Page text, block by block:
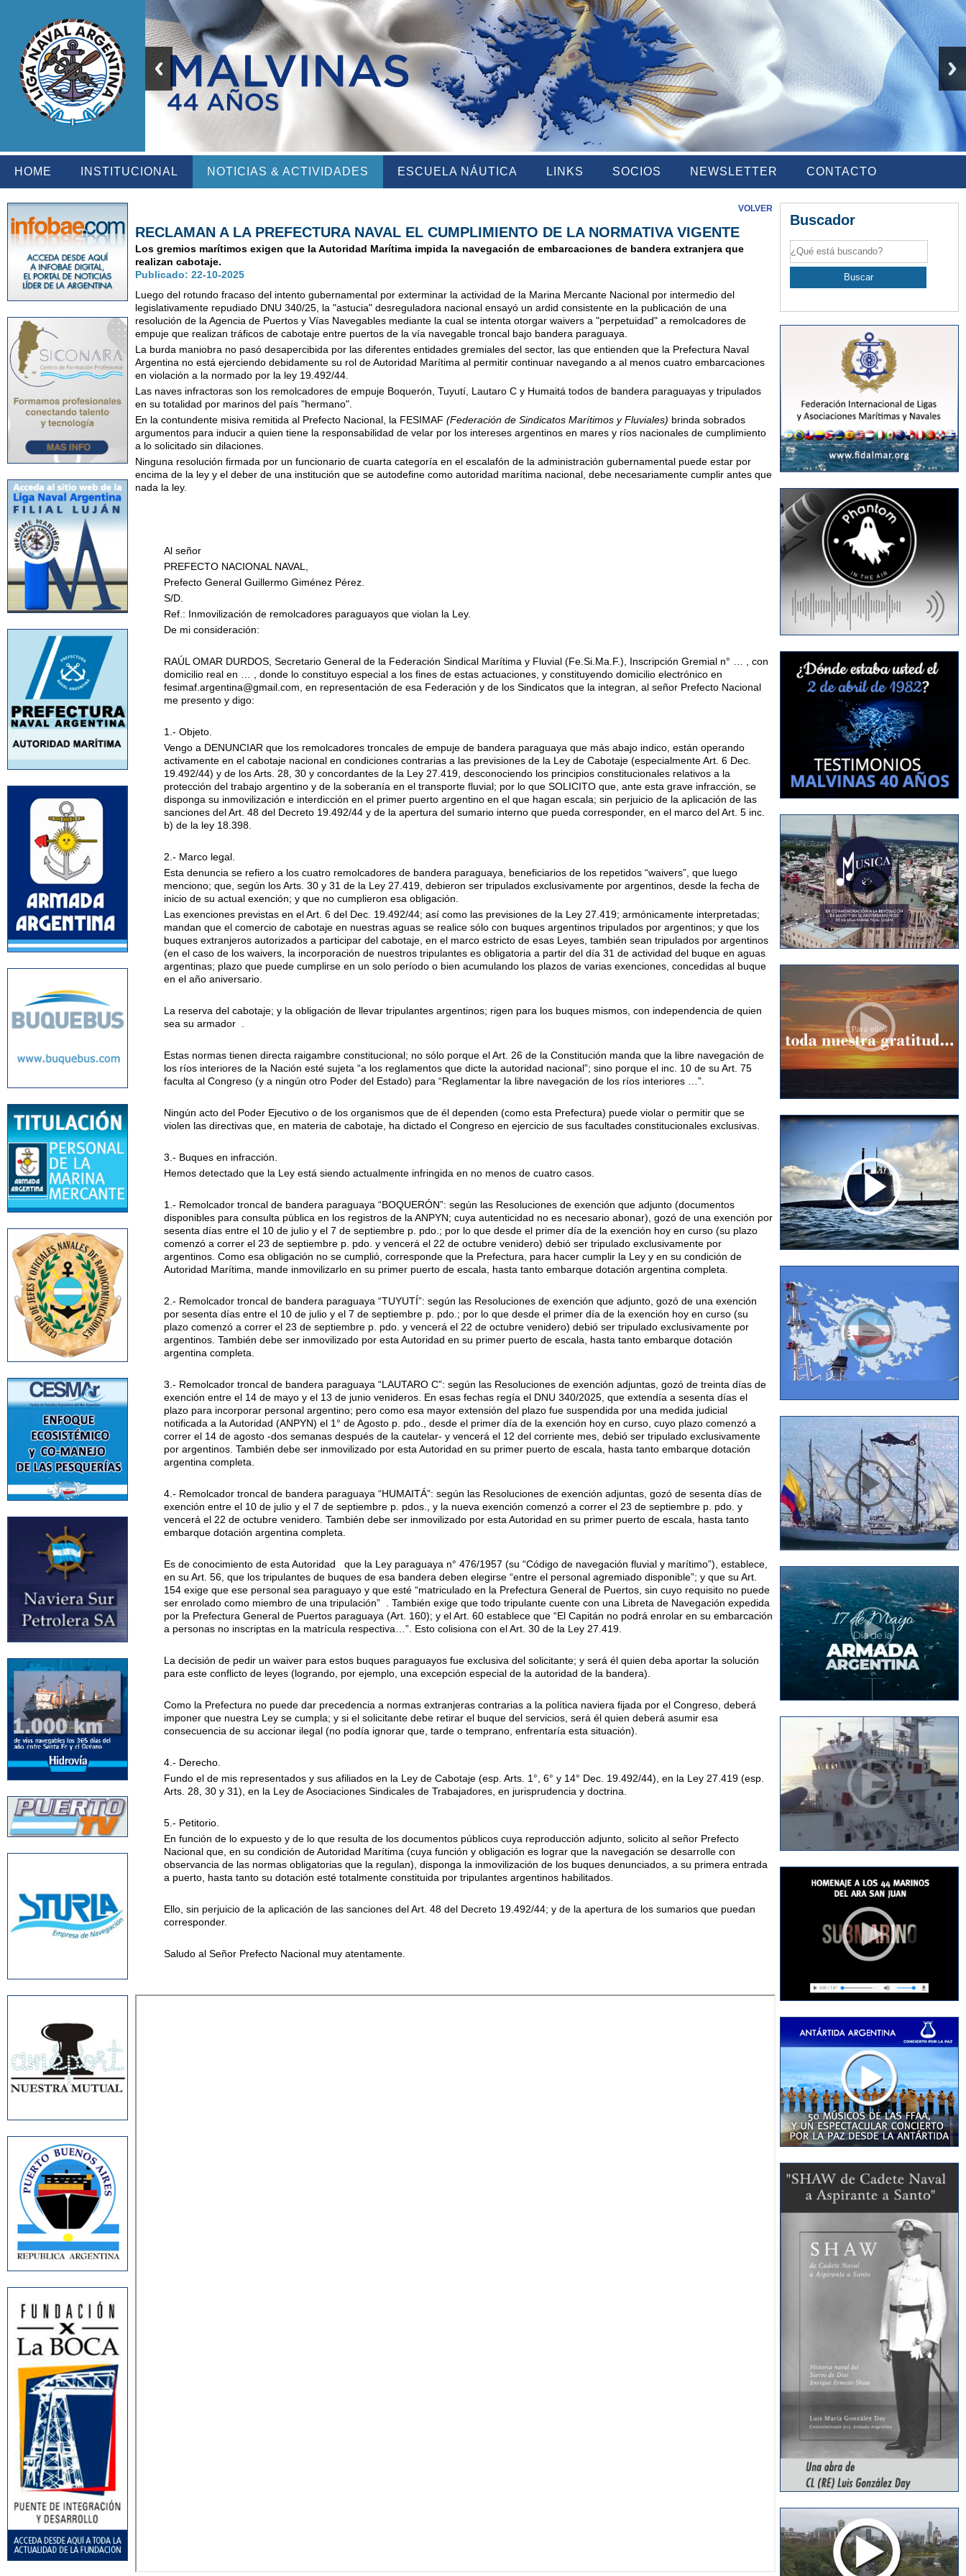
HOME INSTITUCIONAL NOTICIAS & ACTIVIDADES ESCUELA NÁUTICA LINKS SOCIOS NEWSLETTER CONTACTO
VOLVER
RECLAMAN A LA PREFECTURA NAVAL EL CUMPLIMIENTO DE LA NORMATIVA VIGENTE
Los gremios marítimos exigen que la Autoridad Marítima impida la navegación de embarcaciones de bandera extranjera que
realizan cabotaje.
Publicado: 22-10-2025
Luego del rotundo fracaso del intento gubernamental por exterminar la actividad de la Marina Mercante Nacional por intermedio del
legislativamente repudiado DNU 340/25, la "astucia" desreguladora nacional ensayó un ardid consistente en la publicación de una
resolución de la Agencia de Puertos y Vías Navegables mediante la cual se intenta otorgar waivers a "perpetuidad" a remolcadores de
empuje que realizan tráficos de cabotaje entre puertos de la vía navegable troncal bajo bandera paraguaya.
La burda maniobra no pasó desapercibida por las diferentes entidades gremiales del sector, las que entienden que la Prefectura Naval
Argentina no está ejerciendo debidamente su rol de Autoridad Marítima al permitir continuar navegando a al menos cuatro embarcaciones
en violación a la normado por la ley 19.492/44.
Las naves infractoras son los remolcadores de empuje Boquerón, Tuyutí, Lautaro C y Humaitá todos de bandera paraguayas y tripulados
en su totalidad por marinos del país "hermano".
En la contundente misiva remitida al Prefecto Nacional, la FESIMAF(Federación de Sindicatos Marítimos y Fluviales) brinda sobrados
argumentos para inducir a quien tiene la responsabilidad de velar por los intereses argentinos en mares y ríos nacionales de cumplimiento
a lo solicitado sin dilaciones.
Ninguna resolución firmada por un funcionario de cuarta categoría en el escalafón de la administración gubernamental puede estar por
encima de la ley y el deber de una institución que se autodefine como autoridad marítima nacional, debe necesariamente cumplir antes que
nada la ley.
Al señor
PREFECTO NACIONAL NAVAL,
Prefecto General Guillermo Giménez Pérez.
S/D.
Ref.: Inmovilización de remolcadores paraguayos que violan la Ley.
De mi consideración:
RAÚL OMAR DURDOS, Secretario General de la Federación Sindical Marítima y Fluvial (Fe.Si.Ma.F.), Inscripción Gremial n° … , con
domicilio real en … , donde lo constituyo especial a los fines de estas actuaciones, y constituyendo domicilio electrónico en
fesimaf.argentina@gmail.com, en representación de esa Federación y de los Sindicatos que la integran, al señor Prefecto Nacional
me presento y digo:
1.- Objeto.
Vengo a DENUNCIAR que los remolcadores troncales de empuje de bandera paraguaya que más abajo indico, están operando
activamente en el cabotaje nacional en condiciones contrarias a las previsiones de la Ley de Cabotaje (especialmente Art. 6 Dec.
19.492/44) y de los Arts. 28, 30 y concordantes de la Ley 27.419, desconociendo los principios constitucionales relativos a la
protección del trabajo argentino y de la soberanía en el transporte fluvial; por lo que SOLICITO que, ante esta grave infracción, se
disponga su inmovilización e interdicción en el primer puerto argentino en el que hagan escala; sin perjuicio de la aplicación de las
sanciones del Art. 48 del Decreto 19.492/44 y de la apertura del sumario interno que pueda corresponder, en el marco del Art. 5 inc.
b) de la ley 18.398.
2.- Marco legal.
Esta denuncia se refiero a los cuatro remolcadores de bandera paraguaya, beneficiarios de los repetidos “waivers”, que luego
menciono; que, según los Arts. 30 y 31 de la Ley 27.419, debieron ser tripulados exclusivamente por argentinos, desde la fecha de
inicio de su actual exención; y que no cumplieron esa obligación.
Las exenciones previstas en el Art. 6 del Dec. 19.492/44; así como las previsiones de la Ley 27.419; armónicamente interpretadas;
mandan que el comercio de cabotaje en nuestras aguas se realice sólo con buques argentinos tripulados por argentinos; y que los
buques extranjeros autorizados a participar del cabotaje, en el marco estricto de esas Leyes, también sean tripulados por argentinos
(en el caso de los waivers, la incorporación de nuestros tripulantes es obligatoria a partir del día 31 de actividad del buque en aguas
argentinas; plazo que puede cumplirse en un solo período o bien acumulando los plazos de varias exenciones, concedidas al buque
en el año aniversario.
La reserva del cabotaje; y la obligación de llevar tripulantes argentinos; rigen para los buques mismos, con independencia de quien
sea su armador .
Estas normas tienen directa raigambre constitucional; no sólo porque el Art. 26 de la Constitución manda que la libre navegación de
los ríos interiores de la Nación esté sujeta “a los reglamentos que dicte la autoridad nacional”; sino porque el inc. 10 de su Art. 75
faculta al Congreso (y a ningún otro Poder del Estado) para “Reglamentar la libre navegación de los ríos interiores …”.
Ningún acto del Poder Ejecutivo o de los organismos que de él dependen (como esta Prefectura) puede violar o permitir que se
violen las directivas que, en materia de cabotaje, ha dictado el Congreso en ejercicio de sus facultades constitucionales exclusivas.
3.- Buques en infracción.
Hemos detectado que la Ley está siendo actualmente infringida en no menos de cuatro casos.
1.- Remolcador troncal de bandera paraguaya “BOQUERÓN”: según las Resoluciones de exención que adjunto (documentos
disponibles para consulta pública en los registros de la ANPYN; cuya autenticidad no es necesario abonar), gozó de una exención por
sesenta días entre el 10 de julio y el 7 de septiembre p. pdo.; por lo que desde el primer día de la exención hoy en curso (su plazo
comenzó a correr el 23 de septiembre p. pdo. y vencerá el 22 de octubre venidero) debió ser tripulado exclusivamente por
argentinos. Como esa obligación no se cumplió, corresponde que la Prefectura, para hacer cumplir la Ley y en su condición de
Autoridad Marítima, mande inmovilizarlo en su primer puerto de escala, hasta tanto embarque dotación argentina completa.
2.- Remolcador troncal de bandera paraguaya “TUYUTÍ”: según las Resoluciones de exención que adjunto, gozó de una exención
por sesenta días entre el 10 de julio y el 7 de septiembre p. pdo.; por lo que desde el primer día de la exención hoy en curso (su
plazo comenzó a correr el 23 de septiembre p. pdo. y vencerá el 22 de octubre venidero) debió ser tripulado exclusivamente por
argentinos. También debe ser inmovilizado por esta Autoridad en su primer puerto de escala, hasta tanto embarque dotación
argentina completa.
3.- Remolcador troncal de bandera paraguaya “LAUTARO C”: según las Resoluciones de exención adjuntas, gozó de treinta días de
exención entre el 14 de mayo y el 13 de junio venideros. En esas fechas regía el DNU 340/2025, que extendía a sesenta días el
plazo para incorporar personal argentino; pero como esa mayor extensión del plazo fue suspendida por una medida judicial
notificada a la Autoridad (ANPYN) el 1° de Agosto p. pdo., desde el primer día de la exención hoy en curso, cuyo plazo comenzó a
correr el 14 de agosto -dos semanas después de la cautelar- y vencerá el 12 del corriente mes, debió ser tripulado exclusivamente
por argentinos. También debe ser inmovilizado por esta Autoridad en su primer puerto de escala, hasta tanto embarque dotación
argentina completa.
4.- Remolcador troncal de bandera paraguaya “HUMAITÁ”: según las Resoluciones de exención adjuntas, gozó de sesenta días de
exención entre el 10 de julio y el 7 de septiembre p. pdos., y la nueva exención comenzó a correr el 23 de septiembre p. pdo. y
vencerá el 22 de octubre venidero. También debe ser inmovilizado por esta Autoridad en su primer puerto de escala, hasta tanto
embarque dotación argentina completa.
Es de conocimiento de esta Autoridad que la Ley paraguaya n° 476/1957 (su “Código de navegación fluvial y marítimo”), establece,
en su Art. 56, que los tripulantes de buques de esa bandera deben elegirse “entre el personal agremiado disponible”; y que su Art.
154 exige que ese personal sea paraguayo y que esté “matriculado en la Prefectura General de Puertos, sin cuyo requisito no puede
ser enrolado como miembro de una tripulación” . También exige que todo tripulante cuente con una Libreta de Navegación expedida
por la Prefectura General de Puertos paraguaya (Art. 160); y el Art. 60 establece que “El Capitán no podrá enrolar en su embarcación
a personas no inscriptas en la matrícula respectiva…”. Esto colisiona con el Art. 30 de la Ley 27.419.
La decisión de pedir un waiver para estos buques paraguayos fue exclusiva del solicitante; y será él quien deba aportar la solución
para este conflicto de leyes (logrando, por ejemplo, una excepción especial de la autoridad de la bandera).
Como la Prefectura no puede dar precedencia a normas extranjeras contrarias a la política naviera fijada por el Congreso, deberá
imponer que nuestra Ley se cumpla; y si el solicitante debe retirar el buque del servicios, será él quien deberá asumir esa
consecuencia de su accionar ilegal (no podía ignorar que, tarde o temprano, enfrentaría esta situación).
4.- Derecho.
Fundo el de mis representados y sus afiliados en la Ley de Cabotaje (esp. Arts. 1°, 6° y 14° Dec. 19.492/44), en la Ley 27.419 (esp.
Arts. 28, 30 y 31), en la Ley de Asociaciones Sindicales de Trabajadores, en jurisprudencia y doctrina.
5.- Petitorio.
En función de lo expuesto y de lo que resulta de los documentos públicos cuya reproducción adjunto, solicito al señor Prefecto
Nacional que, en su condición de Autoridad Marítima (cuya función y obligación es lograr que la navegación se desarrolle con
observancia de las normas obligatorias que la regulan), disponga la inmovilización de los buques denunciados, a su primera entrada
a puerto, hasta tanto su dotación esté totalmente constituida por tripulantes argentinos habilitados.
Ello, sin perjuicio de la aplicación de las sanciones del Art. 48 del Decreto 19.492/44; y de la apertura de los sumarios que puedan
corresponder.
Saludo al Señor Prefecto Nacional muy atentamente.
Buscador